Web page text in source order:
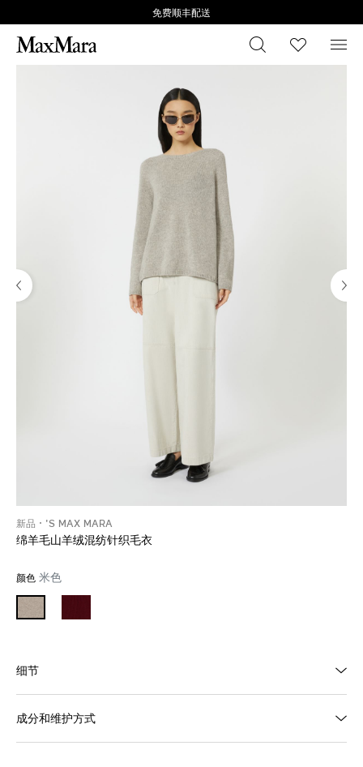
免费顺丰配送
搜索 心愿清
菜
新品 'S MAX MARA
绵羊毛山羊绒混纺针织毛衣
颜色 米色
细节
成分和维护方式